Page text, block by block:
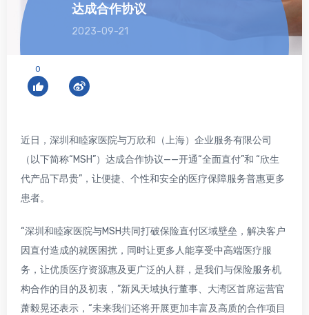
达成合作协议
2023-09-21
0
近日，深圳和睦家医院与万欣和（上海）企业服务有限公司
（以下简称“MSH”）达成合作协议——开通“全面直付”和 “欣生
代产品下昂贵”，让便捷、个性和安全的医疗保障服务普惠更多
患者。
“深圳和睦家医院与MSH共同打破保险直付区域壁垒，解决客户
因直付造成的就医困扰，同时让更多人能享受中高端医疗服
务，让优质医疗资源惠及更广泛的人群，是我们与保险服务机
构合作的目的及初衷，”新风天域执行董事、大湾区首席运营官
萧毅晃还表示，“未来我们还将开展更加丰富及高质的合作项目